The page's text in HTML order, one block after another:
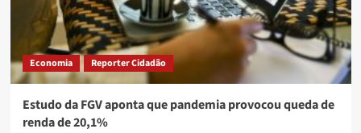
Economia Reporter Cidadão
Estudo da FGV aponta que pandemia provocou queda de
renda de 20,1%